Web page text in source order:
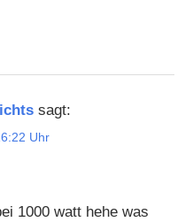
sagt:
Uhr
1000 watt hehe was